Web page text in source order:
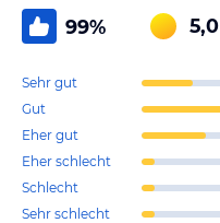
99% 5,0
Sehr gut
Gut
Eher gut
Eher schlecht
Schlecht
Sehr schlecht